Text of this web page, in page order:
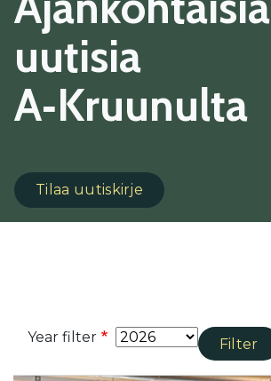
uutisia
A‑Kruunulta
Tilaa uutiskirje
Year filter